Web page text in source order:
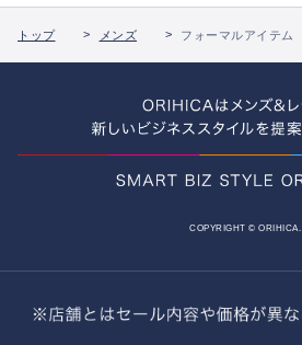
トップ メンズ フォーマルアイテム
COPYRIGHT © ORIHICA.